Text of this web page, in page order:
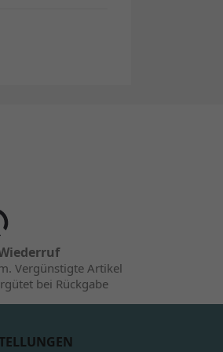
Vergünstigte Artikel
bei Rückgabe